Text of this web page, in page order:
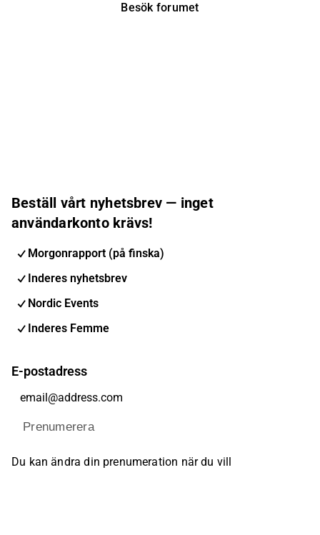
Besök forumet
Beställ vårt nyhetsbrev — inget
användarkonto krävs!
Morgonrapport (på finska)
Inderes nyhetsbrev
Nordic Events
Inderes Femme
E-postadress
Prenumerera
Du kan ändra din prenumeration när du vill